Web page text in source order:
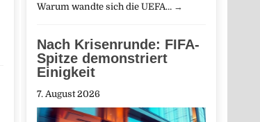
Warum wandte sich die UEFA… →
Nach Krisenrunde: FIFA-
Spitze demonstriert
Einigkeit
7. August 2026